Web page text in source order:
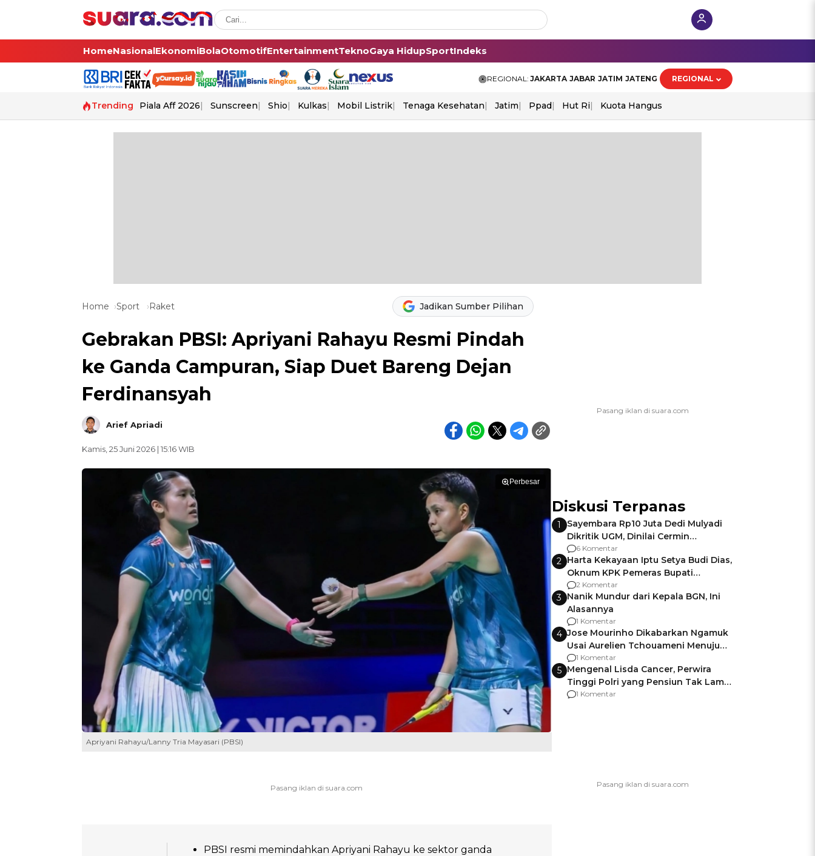
HomeNasionalEkonomiBolaOtomotifEntertainmentTeknoGaya HidupSportIndeks
REGIONAL: JAKARTA JABAR JATIM JATENG REGIONAL
Trending Piala Aff 2026 Sunscreen Shio Kulkas Mobil Listrik Tenaga Kesehatan Jatim Ppad Hut Ri Kuota Hangus
Home Sport Raket Jadikan Sumber Pilihan
Gebrakan PBSI: Apriyani Rahayu Resmi Pindah
ke Ganda Campuran, Siap Duet Bareng Dejan
Ferdinansyah
Arief Apriadi
Kamis, 25 Juni 2026 | 15:16 WIB
Perbesar
Apriyani Rahayu/Lanny Tria Mayasari (PBSI)
PBSI resmi memindahkan Apriyani Rahayu ke sektor ganda
Diskusi Terpanas
1
Sayembara Rp10 Juta Dedi Mulyadi
Dikritik UGM, Dinilai Cermin
Gagalnya Negara Jamin Keamanan
6 Komentar
2 Harta Kekayaan Iptu Setya Budi Dias,
Oknum KPK Pemeras Bupati
Pemalang
2 Komentar
3 Nanik Mundur dari Kepala BGN, Ini
Alasannya
1 Komentar
4 Jose Mourinho Dikabarkan Ngamuk
Usai Aurelien Tchouameni Menuju
Manchester United
1 Komentar
5 Mengenal Lisda Cancer, Perwira
Tinggi Polri yang Pensiun Tak Lama
Usai Jadi Brigjen
1 Komentar